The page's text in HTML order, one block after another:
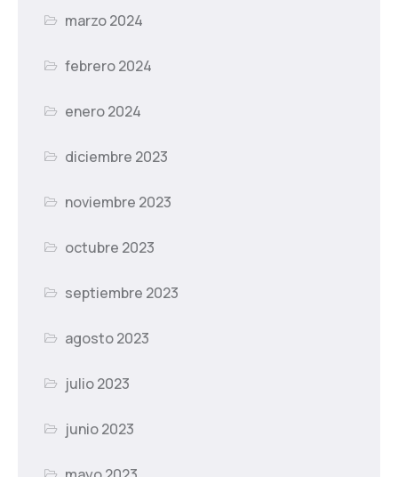
marzo 2024
febrero 2024
enero 2024
diciembre 2023
noviembre 2023
octubre 2023
septiembre 2023
agosto 2023
julio 2023
junio 2023